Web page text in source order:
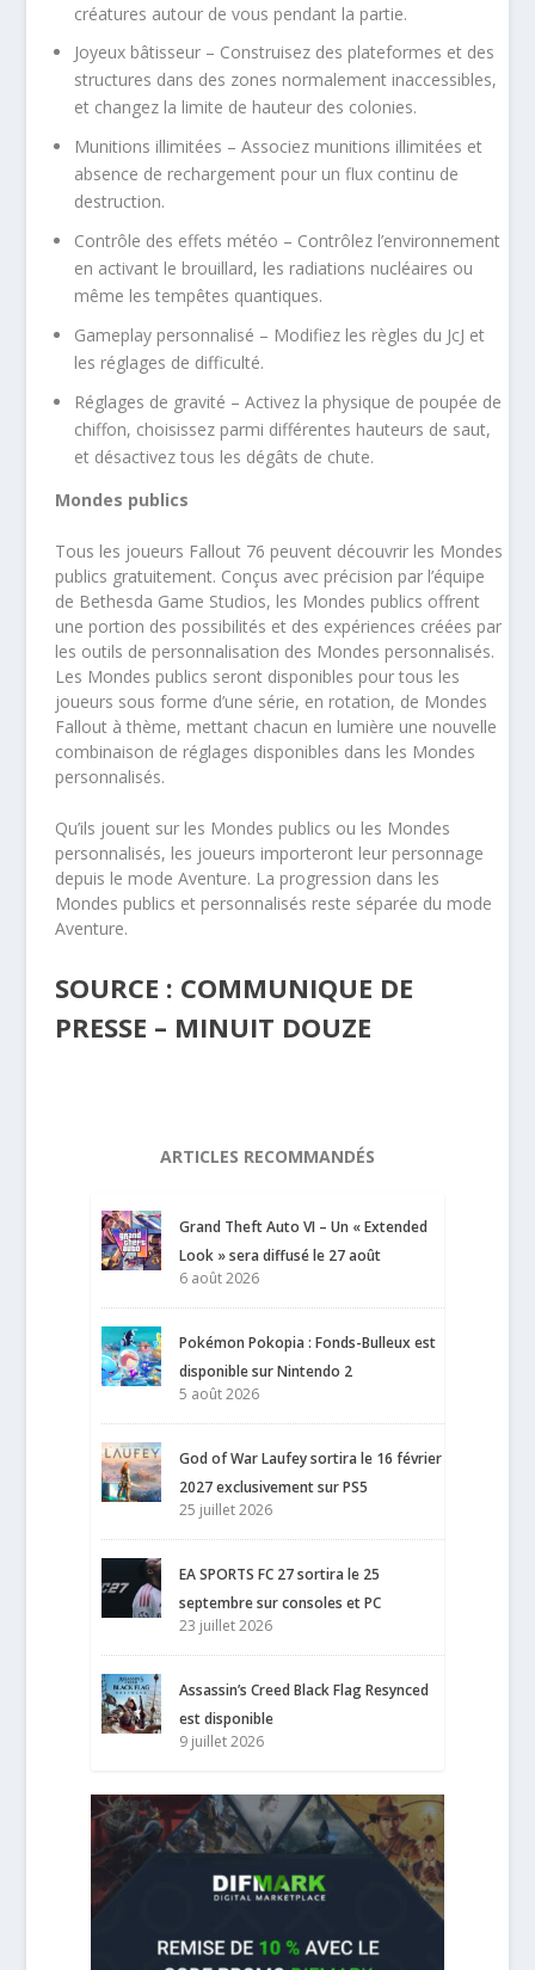
créatures autour de vous pendant la partie.
Joyeux bâtisseur – Construisez des plateformes et des
structures dans des zones normalement inaccessibles,
et changez la limite de hauteur des colonies.
Munitions illimitées – Associez munitions illimitées et
absence de rechargement pour un flux continu de
destruction.
Contrôle des effets météo – Contrôlez l’environnement
en activant le brouillard, les radiations nucléaires ou
même les tempêtes quantiques.
Gameplay personnalisé – Modifiez les règles du JcJ et
les réglages de difficulté.
Réglages de gravité – Activez la physique de poupée de
chiffon, choisissez parmi différentes hauteurs de saut,
et désactivez tous les dégâts de chute.
Mondes publics
Tous les joueurs Fallout 76 peuvent découvrir les Mondes
publics gratuitement. Conçus avec précision par l’équipe
de Bethesda Game Studios, les Mondes publics offrent
une portion des possibilités et des expériences créées par
les outils de personnalisation des Mondes personnalisés.
Les Mondes publics seront disponibles pour tous les
joueurs sous forme d’une série, en rotation, de Mondes
Fallout à thème, mettant chacun en lumière une nouvelle
combinaison de réglages disponibles dans les Mondes
personnalisés.
Qu’ils jouent sur les Mondes publics ou les Mondes
personnalisés, les joueurs importeront leur personnage
depuis le mode Aventure. La progression dans les
Mondes publics et personnalisés reste séparée du mode
Aventure.
SOURCE : COMMUNIQUE DE
PRESSE – MINUIT DOUZE
ARTICLES RECOMMANDÉS
Grand Theft Auto VI – Un « Extended
Look » sera diffusé le 27 août
6 août 2026
Pokémon Pokopia : Fonds-Bulleux est
disponible sur Nintendo 2
5 août 2026
God of War Laufey sortira le 16 février
2027 exclusivement sur PS5
25 juillet 2026
EA SPORTS FC 27 sortira le 25
septembre sur consoles et PC
23 juillet 2026
Assassin’s Creed Black Flag Resynced
est disponible
9 juillet 2026